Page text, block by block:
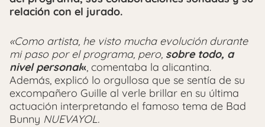
relación con el jurado.
«Como artista, he visto mucha evolución durante
mi paso por el programa, pero, sobre todo, a
nivel personal«, comentaba la alicantina.
Además, explicó lo orgullosa que se sentía de su
excompañero Guille al verle brillar en su última
actuación interpretando el famoso tema de Bad
Bunny NUEVAYOL.